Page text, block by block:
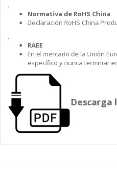
.
Normativa de RoHS China
Declaración RoHS China
.
RAEE
En el mercado de la Unión
específico y nunca terminar
Descarga